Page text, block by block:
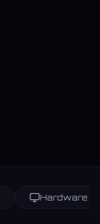
Hardware